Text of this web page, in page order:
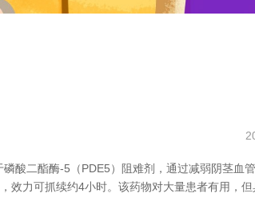
酸二酯酶-5（PDE5）阻难剂，通过减弱阴茎血管
效力可抓续约4小时。该药物对大量患者有用，但